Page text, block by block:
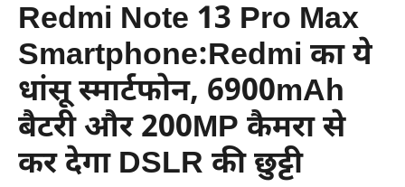
Redmi Note 13 Pro Max
Smartphone:Redmi का ये
धांसू स्मार्टफोन, 6900mAh
बैटरी और 200MP कैमरा से
कर देगा DSLR की छुट्टी